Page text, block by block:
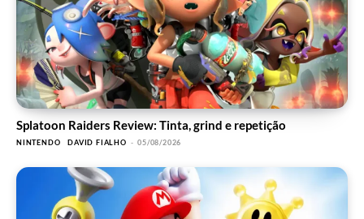
Splatoon Raiders Review: Tinta, grind e repetição
NINTENDO DAVID FIALHO - 05/08/2026